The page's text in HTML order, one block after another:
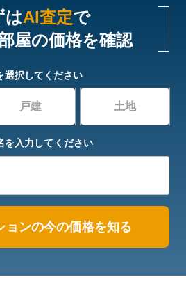
はAI査定で
屋の価格を確認
選択してください
戸建 土地
を入力してください
ョンの今の価格を知る